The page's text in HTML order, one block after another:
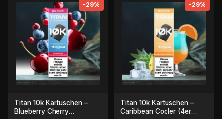
-29%
Titan 10k Kartuschen –
Blueberry Cherry
-29%
Titan 10k Kartuschen –
Caribbean Cooler (4er